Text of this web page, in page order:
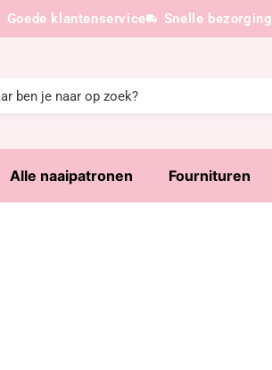
Goede klantenservice Snelle bezorging
Alle naaipatronen Fournituren